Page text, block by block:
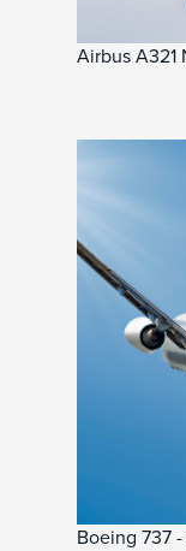
Airbus A321
Boeing 737